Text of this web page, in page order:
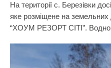
На території с. Березівки
яке розміщене на
“ХОУМ РЕЗОРТ CITI”.